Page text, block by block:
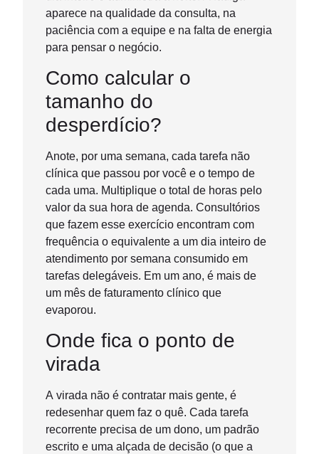
aparece na qualidade da consulta, na
paciência com a equipe e na falta de energia
para pensar o negócio.
Como calcular o
tamanho do
desperdício?
Anote, por uma semana, cada tarefa não
clínica que passou por você e o tempo de
cada uma. Multiplique o total de horas pelo
valor da sua hora de agenda. Consultórios
que fazem esse exercício encontram com
frequência o equivalente a um dia inteiro de
atendimento por semana consumido em
tarefas delegáveis. Em um ano, é mais de
um mês de faturamento clínico que
evaporou.
Onde fica o ponto de
virada
A virada não é contratar mais gente, é
redesenhar quem faz o quê. Cada tarefa
recorrente precisa de um dono, um padrão
escrito e uma alçada de decisão (o que a